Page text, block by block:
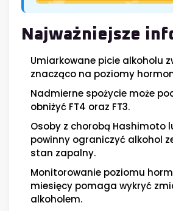
Najważniejsze
Umiarkowane picie alkoholu
znacząco na poziomy
Nadmierne spożycie może
obniżyć FT4 oraz FT3.
Osoby z chorobą Hashimoto
powinny ograniczyć alkohol
stan zapalny.
Monitorowanie poziomu
miesięcy pomaga wykryć
alkoholem.